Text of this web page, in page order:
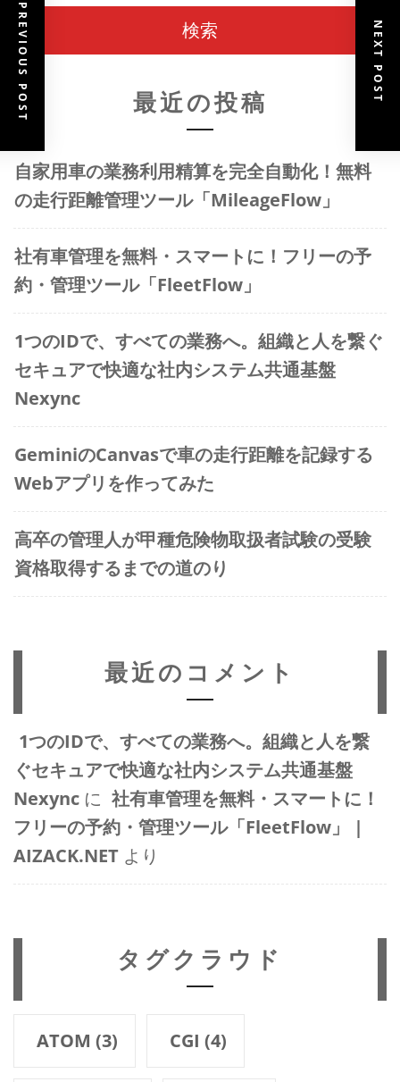
PREVIOUS POST NEXT POST
最近の投稿
自家用車の業務利用精算を完全自動化！無料
の走行距離管理ツール「MileageFlow」
社有車管理を無料・スマートに！フリーの予
約・管理ツール「FleetFlow」
1つのIDで、すべての業務へ。組織と人を繋ぐ
セキュアで快適な社内システム共通基盤
Nexync
GeminiのCanvasで車の走行距離を記録する
Webアプリを作ってみた
高卒の管理人が甲種危険物取扱者試験の受験
資格取得するまでの道のり
最近のコメント
1つのIDで、すべての業務へ。組織と人を繋
ぐセキュアで快適な社内システム共通基盤
Nexync に 社有車管理を無料・スマートに！
フリーの予約・管理ツール「FleetFlow」 |
AIZACK.NET より
タグクラウド
ATOM (3) CGI (4)